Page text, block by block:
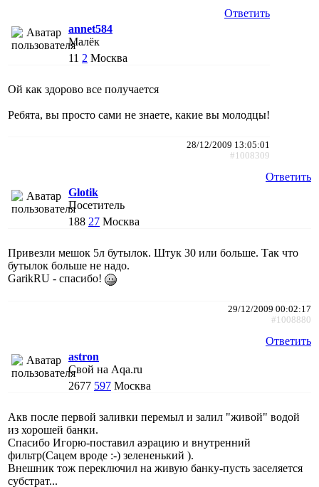
Ответить
annet584
Малёк
11 2 Москва
Ой как здорово все получается
Ребята, вы просто сами не знаете, какие вы молодцы!
28/12/2009 13:05:01
#1008309
Ответить
Glotik
Посетитель
188 27 Москва
Привезли мешок 5л бутылок. Штук 30 или больше. Так что
бутылок больше не надо.
GarikRU - спасибо!
29/12/2009 00:02:17
#1008880
Ответить
astron
Свой на Aqa.ru
2677 597 Москва
Акв после первой заливки перемыл и залил "живой" водой
из хорошей банки.
Спасибо Игорю-поставил аэрацию и внутренний
фильтр(Сацем вроде :-) зелененький ).
Внешник тож переключил на живую банку-пусть заселяется
субстрат...